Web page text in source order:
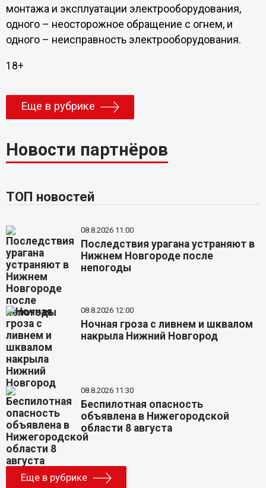
монтажа и эксплуатации электрооборудования,
одного – неосторожное обращение с огнем, и
одного – неисправность электрооборудования.
18+
Еще в рубрике
Новости партнёров
ТОП новостей
08.8.2026 11:00
Последствия урагана устраняют в
Нижнем Новгороде после
непогоды
08.8.2026 12:00
Ночная гроза с ливнем и шквалом
накрыла Нижний Новгород
08.8.2026 11:30
Беспилотная опасность
объявлена в Нижегородской
области 8 августа
Еще в рубрике